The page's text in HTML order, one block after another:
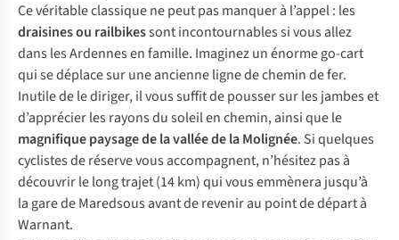
Ce véritable classique ne peut pas manquer à l’appel : les
draisines ou railbikessont incontournables si vous allez
dans les Ardennes en famille. Imaginez un énorme go-cart
qui se déplace sur une ancienne ligne de chemin de fer.
Inutile de le diriger, il vous suffit de pousser sur les jambes et
d’apprécier les rayons du soleil en chemin, ainsi que le
magnifique paysage de la vallée de la Molignée. Si quelques
cyclistes de réserve vous accompagnent, n’hésitez pas à
découvrir le long trajet (14 km) qui vous emmènera jusqu’à
la gare de Maredsous avant de revenir au point de départ à
Warnant.